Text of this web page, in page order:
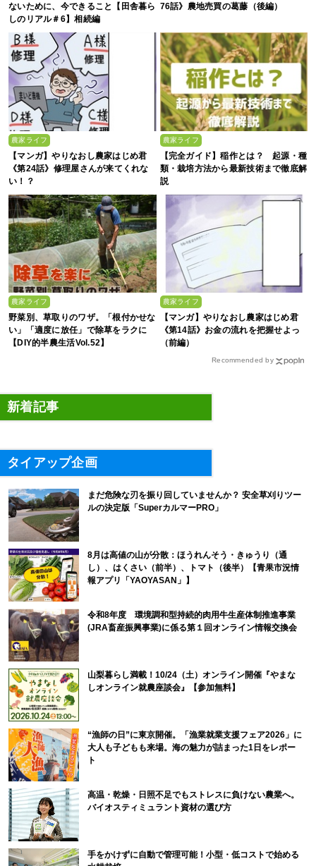
ないために、今できること【田舎暮ら
しのリアル＃6】相続編
76話》農地売買の葛藤（後編）
農家ライフ
【マンガ】やりなおし農家はじめ君
《第24話》修理屋さんが来てくれな
い！？
農家ライフ
【完全ガイド】稲作とは？ 起源・種
類・栽培方法から最新技術まで徹底解
説
農家ライフ
野菜別、草取りのワザ。「根付かせな
い」「適度に放任」で除草をラクに
【DIY的半農生活Vol.52】
農家ライフ
【マンガ】やりなおし農家はじめ君
《第14話》お金の流れを把握せよっ
（前編）
Recommended by
新着記事
タイアップ企画
まだ危険な刃を振り回していませんか？ 安全草刈りツー
ルの決定版「SuperカルマーPRO」
8月は高値の山が分散：ほうれんそう・きゅうり（通
し）、はくさい（前半）、トマト（後半）【青果市況情
報アプリ「YAOYASAN」】
令和8年度 環境調和型持続的肉用牛生産体制推進事業
(JRA畜産振興事業)に係る第１回オンライン情報交換会
山梨暮らし満載！10/24（土）オンライン開催『やまな
しオンライン就農座談会』【参加無料】
“漁師の日”に東京開催。「漁業就業支援フェア2026」に
大人も子どもも来場。海の魅力が詰まった1日をレポー
ト
高温・乾燥・日照不足でもストレスに負けない農業へ。
バイオスティミュラント資材の選び方
手をかけずに自動で管理可能！小型・低コストで始める